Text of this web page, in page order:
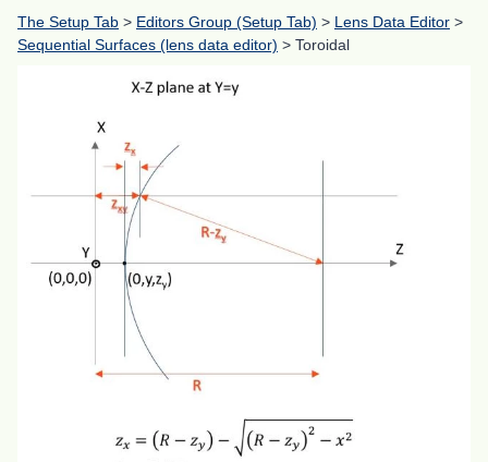
The Setup Tab > Editors Group (Setup Tab) > Lens Data Editor >
Sequential Surfaces (lens data editor) > Toroidal